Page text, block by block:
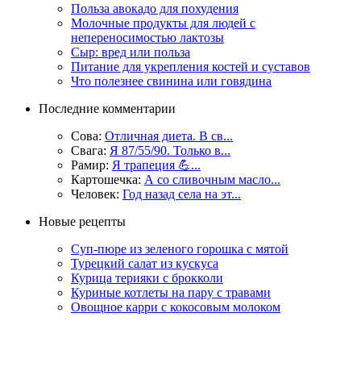
Польза авокадо для похудения
Молочные продукты для людей с
непереносимостью лактозы
Сыр: вред или польза
Питание для укрепления костей и суставов
Что полезнее свинина или говядина
Последние комментарии
Сова: Отличная диета. В св...
Свага: Я 87/55/90. Только в...
Рамир: Я трапеция 💪...
Картошечка: А со сливочным масло...
Человек: Год назад села на эт...
Новые рецепты
Суп-пюре из зеленого горошка с мятой
Турецкий салат из кускуса
Курица терияки с брокколи
Куриные котлеты на пару с травами
Овощное карри с кокосовым молоком